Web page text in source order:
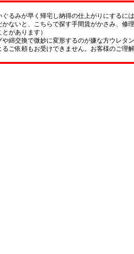
るみが早く帰宅し納得の仕上がりにするに
かないと、こちらで探す手間賃がかさみ、修
があります）
綿交換で微妙に変形するのが嫌な方ウレタ
ご依頼もお受けできません。お客様のご理